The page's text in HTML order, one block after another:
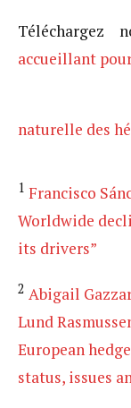
Téléchargez
accueillant
naturelle des
1 Francisco
Worldwide
its drivers”
2 Abigail
Lund
European
status, issues